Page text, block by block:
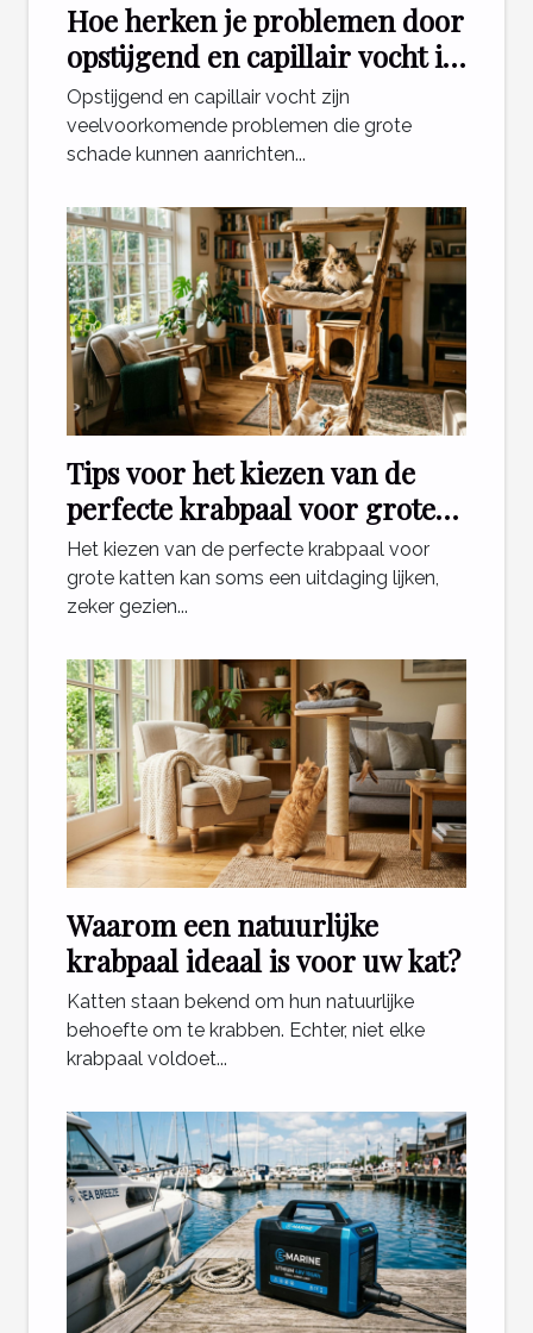
Hoe herken je problemen door
opstijgend en capillair vocht in
je woning?
Opstijgend en capillair vocht zijn
veelvoorkomende problemen die grote
schade kunnen aanrichten...
Tips voor het kiezen van de
perfecte krabpaal voor grote
katten
Het kiezen van de perfecte krabpaal voor
grote katten kan soms een uitdaging lijken,
zeker gezien...
Waarom een natuurlijke
krabpaal ideaal is voor uw kat?
Katten staan bekend om hun natuurlijke
behoefte om te krabben. Echter, niet elke
krabpaal voldoet...